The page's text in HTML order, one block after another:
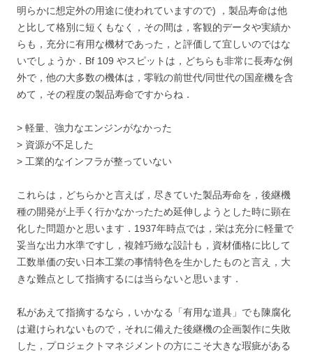
明らかに想定外の用途に使われていますので) ，製品寿命は他
と比して格別に短くもなく，その間は，客観的データや実績か
らも，充分に有用な機材であった，と評価して宜しいのではな
いでしょうか．Bf 109 やスピットは，どちらも非常に長寿な例
外で，他の大多数の機体は，零戦の前世代/同世代の国産機を含
めて，その程度の製品寿命ですからね．
> 軽量、強力なエンジンがなかった
> 資源が不足した
> 工業的なインフラが整っていない
これらは，どちらかと言えば，尽きていた製品寿命を，後継機
種の開発が上手く行かなかったため延伸しようとした時に顕在
化した問題かと思います．1937年時点では，栄は充分に軽量で
妥当な出力水準ですし，複雑巧緻な設計も，資材価格に比して
工数単価の安い日本工業の事情特色を生かしたものと言え，大
きな難点として指摘するには当らないと思います．
私があえて指摘するなら，いかなる「有用な道具」でも陳腐化
は避けられないもので，それに備えた後継機の企画製作に失敗
した，プロジェクトマネジメントの方にこそ大きな瑕疵がある